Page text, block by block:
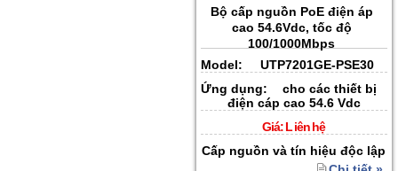
Bộ cấp nguồn PoE điện áp
cao 54.6Vdc, tốc độ
100/1000Mbps
Model:
UTP7201GE-PSE30
Ứng dụng:
cho các thiết bị
điện cáp cao 54.6 Vdc
Giá:L iên hệ
Cấp nguồn và tín hiệu độc lập